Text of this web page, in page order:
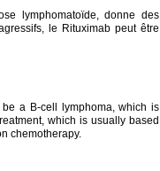
lymphomatoïde, donne des
le Rituximab peut être
a B-cell lymphoma, which is
which is usually based
chemotherapy.